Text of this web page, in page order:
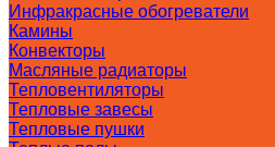
Инфракрасные обогреватели
Камины
Конвекторы
Масляные радиаторы
Тепловентиляторы
Тепловые завесы
Тепловые пушки